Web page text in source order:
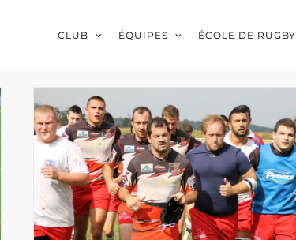
CLUB ÉQUIPES ÉCOLE DE RUGBY